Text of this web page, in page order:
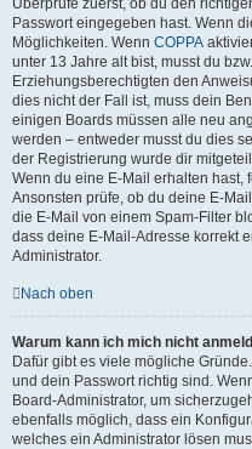
Passwort eingegeben hast. Wenn
Möglichkeiten. Wenn COPPA
unter 13 Jahre alt bist, musst du
Erziehungsberechtigten den
dies nicht der Fall ist, muss dein
einigen Boards müssen alle neu
werden – entweder musst du dies
der Registrierung wurde dir
Wenn du eine E-Mail erhalten hast,
Ansonsten prüfe, ob du deine E-
die E-Mail von einem Spam-Filter
dass deine E-Mail-Adresse korrekt
Administrator.
Nach oben
Warum kann ich mich nicht
Dafür gibt es viele mögliche
und dein Passwort richtig sind.
Board-Administrator, um
ebenfalls möglich, dass ein
welches ein Administrator lösen